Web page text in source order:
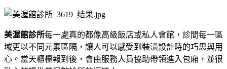
美渥館診所每一處真的都像高級飯店或私人會館，診間每一區
域更以不同元素區隔，讓人可以感受到裝潢設計時的巧思與用
心。當天櫃檯報到後，會由服務人員協助帶領進入包廂，並很